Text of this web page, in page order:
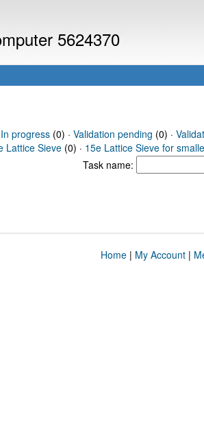
5624370
In progress(0) · Validation pending (0) ·
Lattice Sieve (0) · 15e Lattice Sieve for
Task name:
Home| My Account|